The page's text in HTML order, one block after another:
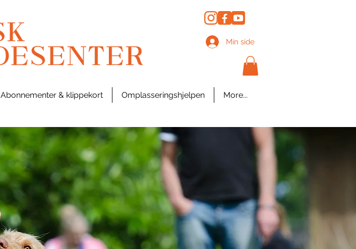
Min side
Abonnementer & klippekort Omplasseringshjelpen More...